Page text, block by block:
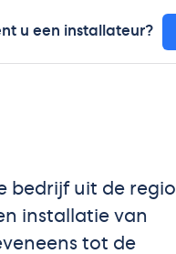
u een installateur?
bedrijf uit de regio
installatie van
tot de